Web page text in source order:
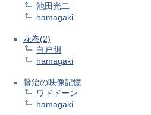
池田光二
hamagaki
花巻(2)
白戸明
hamagaki
賢治の映像記憶
ワドドーン
hamagaki